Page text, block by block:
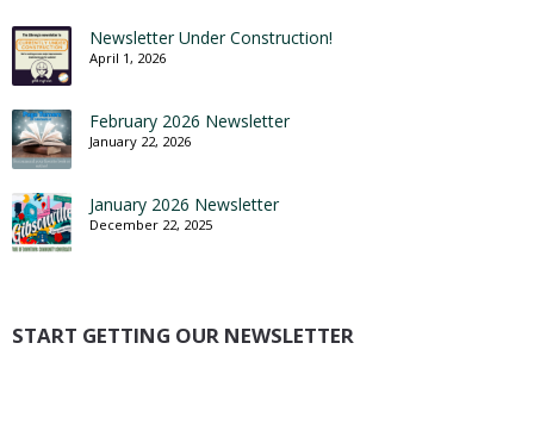
Newsletter Under Construction!
April 1, 2026
February 2026 Newsletter
January 22, 2026
January 2026 Newsletter
December 22, 2025
START GETTING OUR NEWSLETTER